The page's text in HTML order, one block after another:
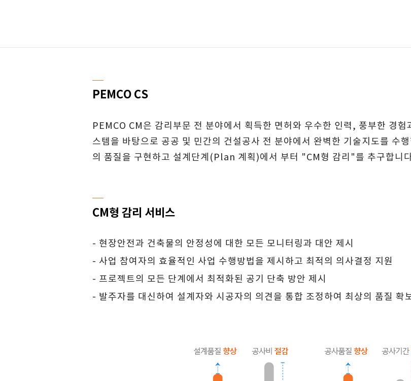
─
PEMCO CS
PEMCO CM은 감리부문 전 분야에서 획득한 면허와 우수한 인력, 풍부한 경
스템을 바탕으로 공공 및 민간의 건설공사 전 분야에서 완벽한 기술지도를 수
의 품질을 구현하고 설계단계(Plan 계획)에서 부터 "CM형 감리"를 추구합니
─
CM형 감리 서비스
- 현장안전과 건축물의 안정성에 대한 모든 모니터링과 대안 제시
- 사업 참여자의 효율적인 사업 수행방법을 제시하고 최적의 의사결정 지원
- 프로젝트의 모든 단계에서 최적화된 공기 단축 방안 제시
- 발주자를 대신하여 설계자와 시공자의 의견을 통합 조정하여 최상의 품질 확